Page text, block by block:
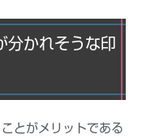
分かれそうな印
ことがメリットである